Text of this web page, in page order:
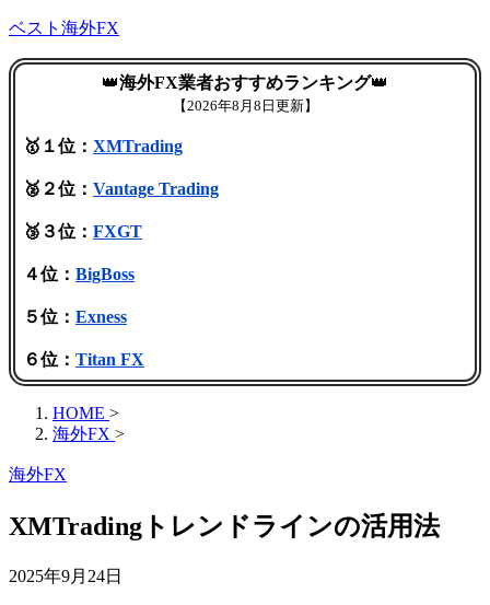
ベスト海外FX
👑海外FX業者おすすめランキング👑
【2026年8月8日更新】
🥇１位： XMTrading
🥈２位： Vantage Trading
🥉３位： FXGT
４位： BigBoss
５位： Exness
６位： Titan FX
HOME >
海外FX >
海外FX
XMTradingトレンドラインの活用法
2025年9月24日